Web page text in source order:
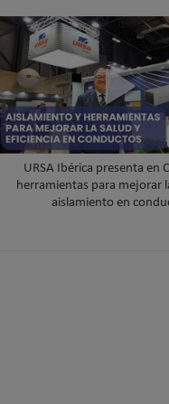
URSA Ibérica presenta en
herramientas para mejorar
aislamiento en